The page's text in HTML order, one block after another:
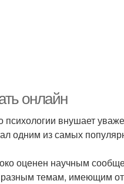
онлайн
внушает
одним из самых
оценен научным
темам, имеющим